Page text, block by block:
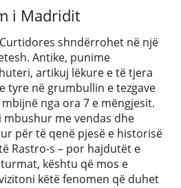
i Madridit
shndërrohet në një
Antike, punime
artikuj lëkure e të tjera
tyre në grumbullin e tezgave
nga ora 7 e mëngjesit.
mbushur me vendas dhe
për të qenë pjesë e historisë
Rastro-s – por hajdutët e
kështu që mos e
këtë fenomen që duhet